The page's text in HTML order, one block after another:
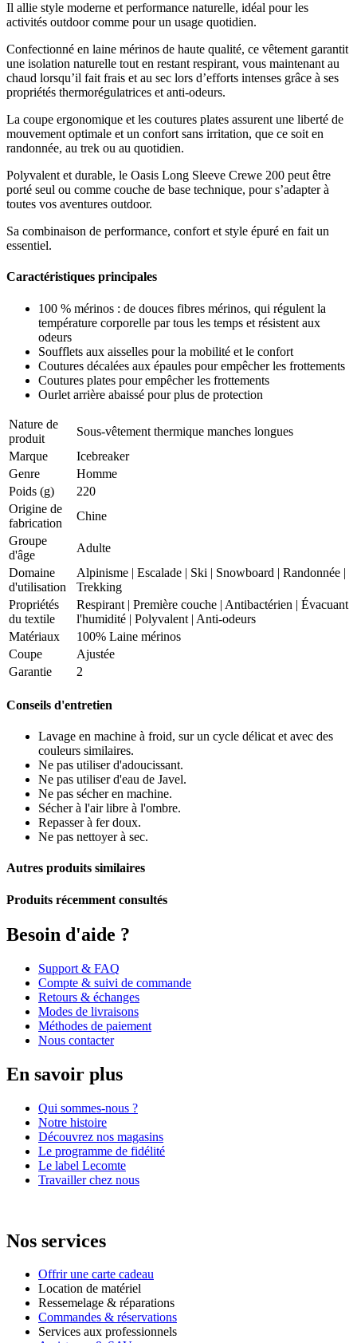
Il allie style moderne et performance naturelle, idéal pour les
activités outdoor comme pour un usage quotidien.
Confectionné en laine mérinos de haute qualité, ce vêtement garantit
une isolation naturelle tout en restant respirant, vous maintenant au
chaud lorsqu’il fait frais et au sec lors d’efforts intenses grâce à ses
propriétés thermorégulatrices et anti-odeurs.
La coupe ergonomique et les coutures plates assurent une liberté de
mouvement optimale et un confort sans irritation, que ce soit en
randonnée, au trek ou au quotidien.
Polyvalent et durable, le Oasis Long Sleeve Crewe 200 peut être
porté seul ou comme couche de base technique, pour s’adapter à
toutes vos aventures outdoor.
Sa combinaison de performance, confort et style épuré en fait un
essentiel.
Caractéristiques principales
100 % mérinos : de douces fibres mérinos, qui régulent la
température corporelle par tous les temps et résistent aux
odeurs
Soufflets aux aisselles pour la mobilité et le confort
Coutures décalées aux épaules pour empêcher les frottements
Coutures plates pour empêcher les frottements
Ourlet arrière abaissé pour plus de protection
Nature de
produit
Sous-vêtement thermique manches longues
Marque
Icebreaker
Genre
Homme
Poids (g)
220
Origine de
fabrication
Chine
Groupe
d'âge
Adulte
Domaine
d'utilisation
Alpinisme | Escalade | Ski | Snowboard | Randonnée |
Trekking
Propriétés
du textile
Respirant | Première couche | Antibactérien | Évacuant
l'humidité | Polyvalent | Anti-odeurs
Matériaux
100% Laine mérinos
Coupe
Ajustée
Garantie
2
Conseils d'entretien
Lavage en machine à froid, sur un cycle délicat et avec des
couleurs similaires.
Ne pas utiliser d'adoucissant.
Ne pas utiliser d'eau de Javel.
Ne pas sécher en machine.
Sécher à l'air libre à l'ombre.
Repasser à fer doux.
Ne pas nettoyer à sec.
Autres produits similaires
Produits récemment consultés
Besoin d'aide ?
Support & FAQ
Compte & suivi de commande
Retours & échanges
Modes de livraisons
Méthodes de paiement
Nous contacter
En savoir plus
Qui sommes-nous ?
Notre histoire
Découvrez nos magasins
Le programme de fidélité
Le label Lecomte
Travailler chez nous
Nos services
Offrir une carte cadeau
Location de matériel
Ressemelage & réparations
Commandes & réservations
Services aux professionnels